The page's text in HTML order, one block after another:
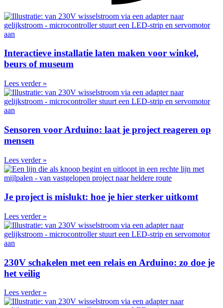
Interactieve installatie laten maken voor winkel,
beurs of museum
Lees verder »
Sensoren voor Arduino: laat je project reageren op
mensen
Lees verder »
Je project is mislukt: hoe je hier sterker uitkomt
Lees verder »
230V schakelen met een relais en Arduino: zo doe je
het veilig
Lees verder »